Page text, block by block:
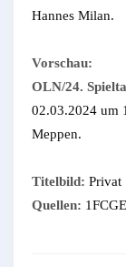
Hannes Milan.
Vorschau:
OLN/24.
02.03.2024 um
Meppen.
Titelbild: Privat
Quellen: